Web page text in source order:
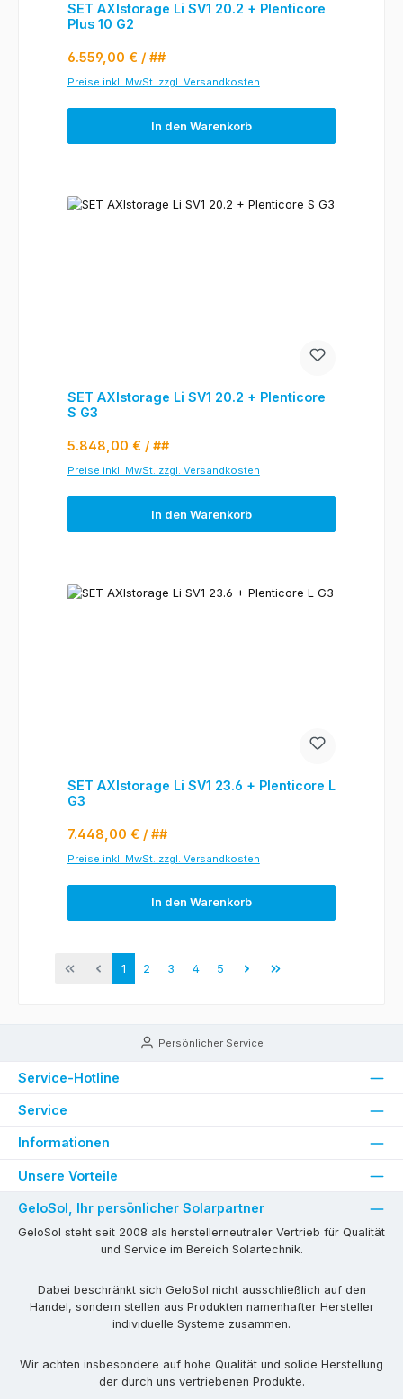
SET AXIstorage Li SV1 20.2 + Plenticore
Plus 10 G2
Regulärer Preis:
6.559,00 € / ##
Preise inkl. MwSt. zzgl. Versandkosten
In den Warenkorb
SET AXIstorage Li SV1 20.2 + Plenticore
S G3
Regulärer Preis:
5.848,00 € / ##
Preise inkl. MwSt. zzgl. Versandkosten
In den Warenkorb
SET AXIstorage Li SV1 23.6 + Plenticore L
G3
Regulärer Preis:
7.448,00 € / ##
Preise inkl. MwSt. zzgl. Versandkosten
In den Warenkorb
Seite
1 Seite
2 Seite
3 Seite
4 Seite
5
Persönlicher Service
Service-Hotline
Service
Informationen
Unsere Vorteile
GeloSol, Ihr persönlicher Solarpartner
GeloSol steht seit 2008 als herstellerneutraler Vertrieb für Qualität
und Service im Bereich Solartechnik.
Dabei beschränkt sich GeloSol nicht ausschließlich auf den
Handel, sondern stellen aus Produkten namenhafter Hersteller
individuelle Systeme zusammen.
Wir achten insbesondere auf hohe Qualität und solide Herstellung
der durch uns vertriebenen Produkte.